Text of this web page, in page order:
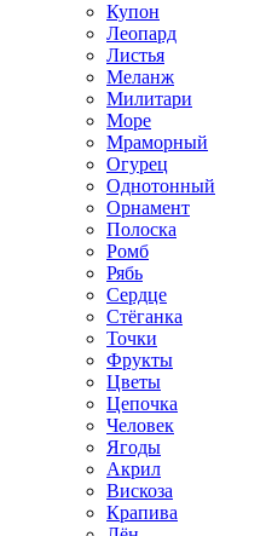
Купон
Леопард
Листья
Меланж
Милитари
Море
Мраморный
Огурец
Однотонный
Орнамент
Полоска
Ромб
Рябь
Сердце
Стёганка
Точки
Фрукты
Цветы
Цепочка
Человек
Ягоды
Акрил
Вискоза
Крапива